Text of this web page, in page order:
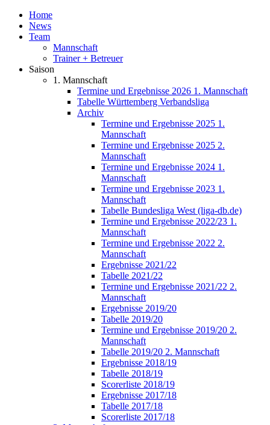
Home
News
Team
Mannschaft
Trainer + Betreuer
Saison
1. Mannschaft
Termine und Ergebnisse 2026 1. Mannschaft
Tabelle Württemberg Verbandsliga
Archiv
Termine und Ergebnisse 2025 1.
Mannschaft
Termine und Ergebnisse 2025 2.
Mannschaft
Termine und Ergebnisse 2024 1.
Mannschaft
Termine und Ergebnisse 2023 1.
Mannschaft
Tabelle Bundesliga West (liga-db.de)
Termine und Ergebnisse 2022/23 1.
Mannschaft
Termine und Ergebnisse 2022 2.
Mannschaft
Ergebnisse 2021/22
Tabelle 2021/22
Termine und Ergebnisse 2021/22 2.
Mannschaft
Ergebnisse 2019/20
Tabelle 2019/20
Termine und Ergebnisse 2019/20 2.
Mannschaft
Tabelle 2019/20 2. Mannschaft
Ergebnisse 2018/19
Tabelle 2018/19
Scorerliste 2018/19
Ergebnisse 2017/18
Tabelle 2017/18
Scorerliste 2017/18